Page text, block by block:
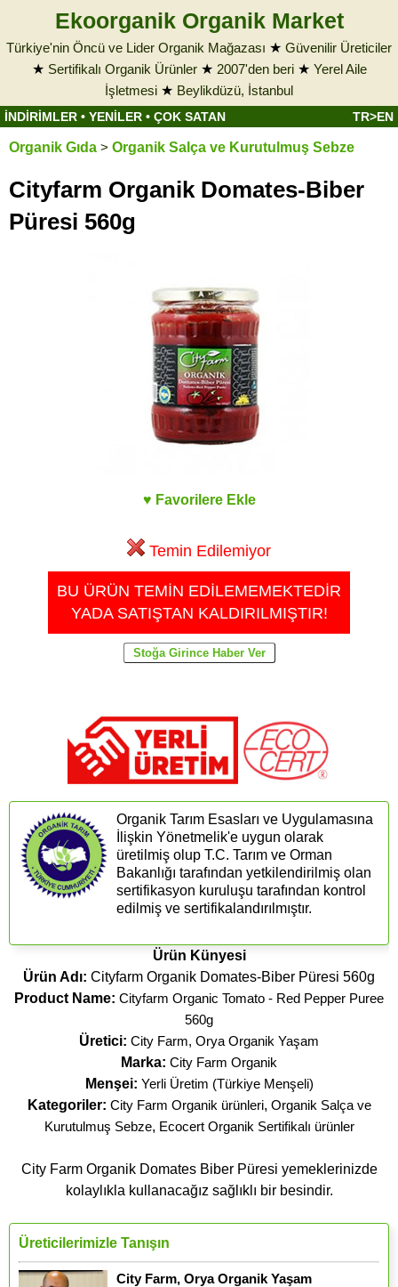
Ekoorganik Organik Market
Türkiye'nin Öncü ve Lider Organik Mağazası ★ Güvenilir Üreticiler
★ Sertifikalı Organik Ürünler★ 2007'den beri★ Yerel Aile
İşletmesi ★ Beylikdüzü, İstanbul
İNDİRİMLER • YENİLER • ÇOK SATAN TR>EN
Organik Gıda > Organik Salça ve Kurutulmuş Sebze
Cityfarm Organik Domates-Biber
Püresi 560g
♥ Favorilere Ekle
Temin Edilemiyor
BU ÜRÜN TEMİN EDİLEMEMEKTEDİR
YADA SATIŞTAN KALDIRILMIŞTIR!
Organik Tarım Esasları ve Uygulamasına
İlişkin Yönetmelik'e uygun olarak
üretilmiş olup T.C. Tarım ve Orman
Bakanlığı tarafından yetkilendirilmiş olan
sertifikasyon kuruluşu tarafından kontrol
edilmiş ve sertifikalandırılmıştır.
Ürün Künyesi
Ürün Adı: Cityfarm Organik Domates-Biber Püresi 560g
Product Name: Cityfarm Organic Tomato - Red Pepper Puree
560g
Üretici: City Farm, Orya Organik Yaşam
Marka: City Farm Organik
Menşei: Yerli Üretim (Türkiye Menşeli)
Kategoriler: City Farm Organik ürünleri, Organik Salça ve
Kurutulmuş Sebze, Ecocert Organik Sertifikalı ürünler
City Farm Organik Domates Biber Püresi yemeklerinizde
kolaylıkla kullanacağız sağlıklı bir besindir.
Üreticilerimizle Tanışın
City Farm, Orya Organik Yaşam